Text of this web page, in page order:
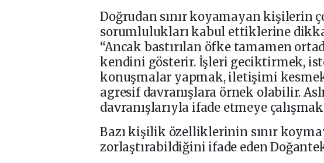
Doğrudan sınır koyamayan kişilerin
sorumlulukları kabul ettiklerine
“Ancak bastırılan öfke tamamen
kendini gösterir. İşleri geciktirmek,
konuşmalar yapmak, iletişimi
agresif davranışlara örnek olabilir.
davranışlarıyla ifade etmeye
Bazı kişilik özelliklerinin sınır
zorlaştırabildiğini ifade eden